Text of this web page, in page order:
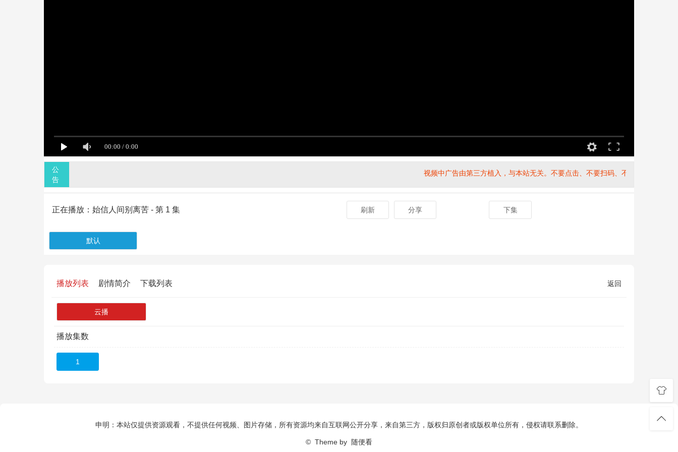
公
告
视频中广告由第三方植入，与本站无关。不要点击、不要扫码、不要访问、不要信
正在播放：始信人间别离苦 - 第 1 集 刷新 分享 下集
默认
播放列表 剧情简介 下载列表 返回
云播
播放集数
1
申明：本站仅提供资源观看，不提供任何视频、图片存储，所有资源均来自互联网公开分享，来自第三方，版权归原创者或版权单位所有，侵权请联系删除。
© Theme by 随便看